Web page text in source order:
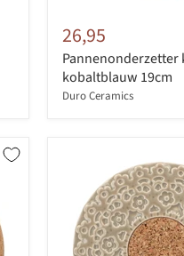
26,95
Pannenonderzetter
kobaltblauw 19cm
Duro Ceramics